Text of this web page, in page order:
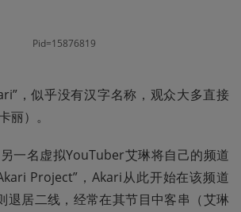
Pid=15876819
，似乎没有汉字名称，观众大多直接
丽）。
一名虚拟YouTuber艾琳将自己的频道
Project”，Akari从此开始在该频道
退居二线，经常在其节目中客串（艾琳